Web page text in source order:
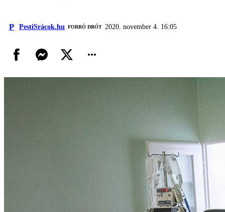
P PestiSrácok.hu FORRÓ DRÓT 2020. november 4. 16:05